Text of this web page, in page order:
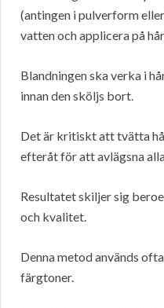
(antingen i pulverform
vatten och applicera på
Blandningen ska verka i
innan den sköljs bort.
Det är kritiskt att tvätta
efteråt för att avlägsna
Resultatet skiljer sig
och kvalitet.
Denna metod används
färgtoner.